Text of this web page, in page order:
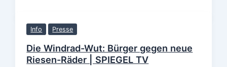
Info Presse
Die Windrad-Wut: Bürger gegen neue
Riesen-Räder | SPIEGEL TV